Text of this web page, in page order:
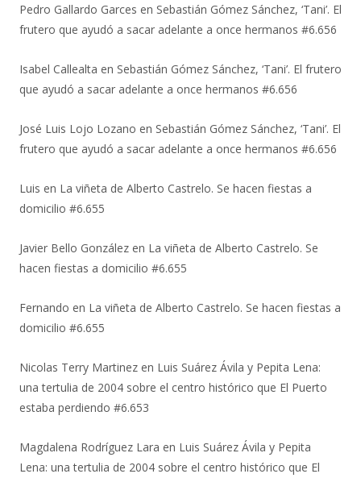
Pedro Gallardo Garces en Sebastián Gómez Sánchez, ‘Tani’. El
frutero que ayudó a sacar adelante a once hermanos #6.656
Isabel Callealta en Sebastián Gómez Sánchez, ‘Tani’. El frutero
que ayudó a sacar adelante a once hermanos #6.656
José Luis Lojo Lozano en Sebastián Gómez Sánchez, ‘Tani’. El
frutero que ayudó a sacar adelante a once hermanos #6.656
Luis en La viñeta de Alberto Castrelo. Se hacen fiestas a
domicilio #6.655
Javier Bello González en La viñeta de Alberto Castrelo. Se
hacen fiestas a domicilio #6.655
Fernando en La viñeta de Alberto Castrelo. Se hacen fiestas a
domicilio #6.655
Nicolas Terry Martinez en Luis Suárez Ávila y Pepita Lena:
una tertulia de 2004 sobre el centro histórico que El Puerto
estaba perdiendo #6.653
Magdalena Rodríguez Lara en Luis Suárez Ávila y Pepita
Lena: una tertulia de 2004 sobre el centro histórico que El